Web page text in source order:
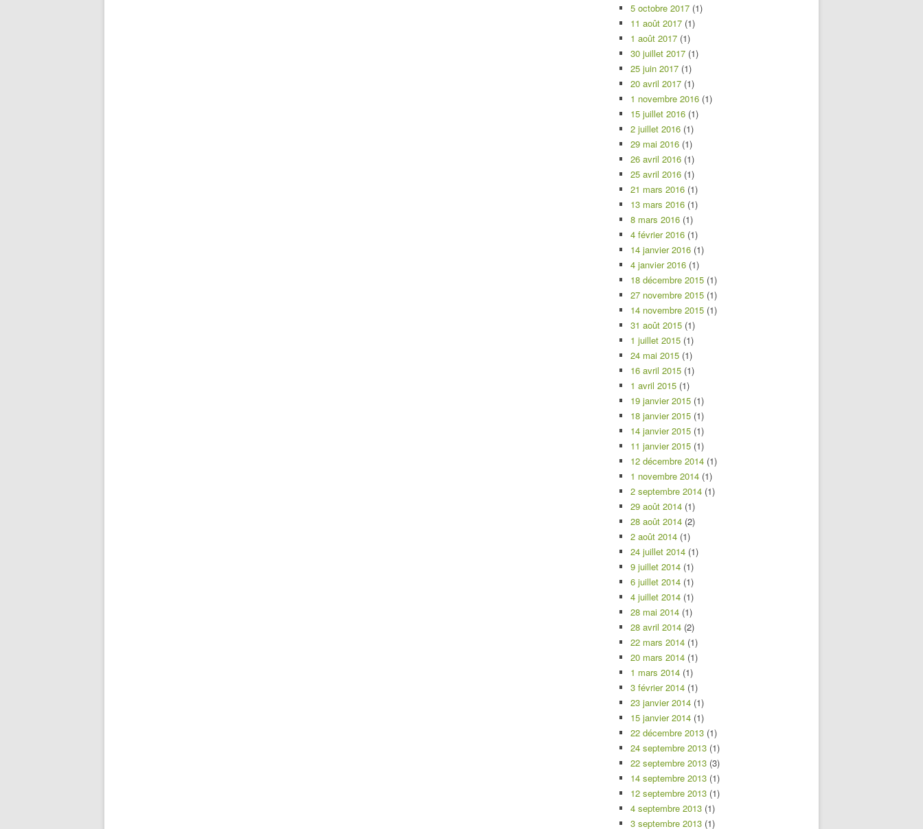
5 octobre 2017 (1)
11 août 2017 (1)
1 août 2017 (1)
30 juillet 2017 (1)
25 juin 2017 (1)
20 avril 2017 (1)
1 novembre 2016 (1)
15 juillet 2016 (1)
2 juillet 2016 (1)
29 mai 2016 (1)
26 avril 2016 (1)
25 avril 2016 (1)
21 mars 2016 (1)
13 mars 2016 (1)
8 mars 2016 (1)
4 février 2016 (1)
14 janvier 2016 (1)
4 janvier 2016 (1)
18 décembre 2015 (1)
27 novembre 2015 (1)
14 novembre 2015 (1)
31 août 2015 (1)
1 juillet 2015 (1)
24 mai 2015 (1)
16 avril 2015 (1)
1 avril 2015 (1)
19 janvier 2015 (1)
18 janvier 2015 (1)
14 janvier 2015 (1)
11 janvier 2015 (1)
12 décembre 2014 (1)
1 novembre 2014 (1)
2 septembre 2014 (1)
29 août 2014 (1)
28 août 2014 (2)
2 août 2014 (1)
24 juillet 2014 (1)
9 juillet 2014 (1)
6 juillet 2014 (1)
4 juillet 2014 (1)
28 mai 2014 (1)
28 avril 2014 (2)
22 mars 2014 (1)
20 mars 2014 (1)
1 mars 2014 (1)
3 février 2014 (1)
23 janvier 2014 (1)
15 janvier 2014 (1)
22 décembre 2013 (1)
24 septembre 2013 (1)
22 septembre 2013 (3)
14 septembre 2013 (1)
12 septembre 2013 (1)
4 septembre 2013 (1)
3 septembre 2013 (1)